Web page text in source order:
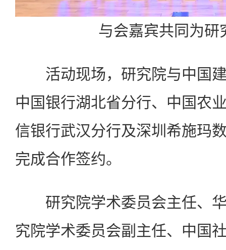
与会嘉宾共同为研
活动现场，研究院与中国建
中国银行湖北省分行、中国农
信银行武汉分行及深圳希施玛
完成合作签约。
研究院学术委员会主任、华
究院学术委员会副主任、中国